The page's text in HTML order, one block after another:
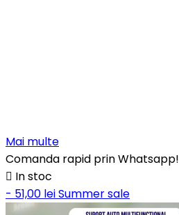
Mai multe
Comanda rapid prin Whatsapp!
 In stoc
- 51,00 leiSummer sale